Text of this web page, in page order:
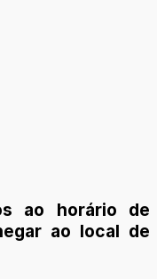
ao horário de
ao local de